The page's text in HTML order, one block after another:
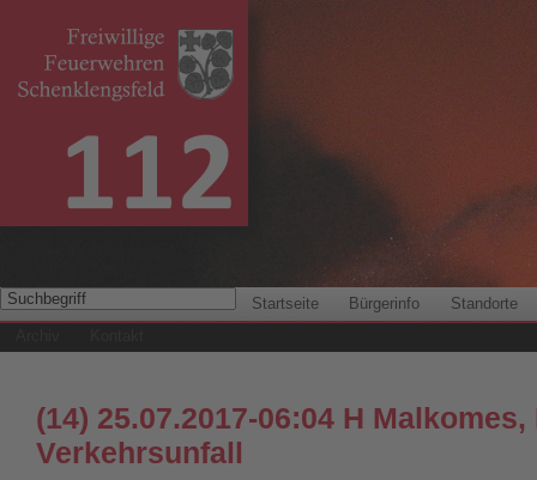
Startseite Bürgerinfo
Standorte
(14) 25.07.2017-06:04 H Malkomes,
Verkehrsunfall